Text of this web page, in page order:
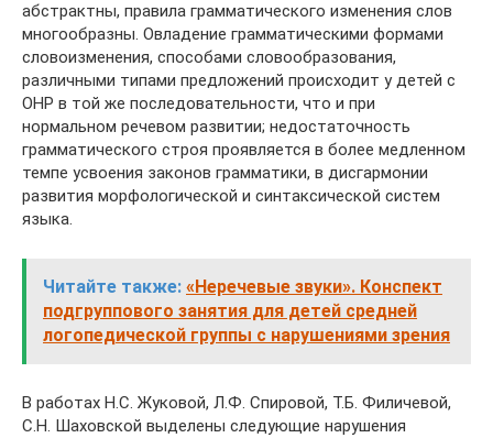
абстрактны, правила грамматического изменения слов
многообразны. Овладение грамматическими формами
словоизменения, способами словообразования,
различными типами предложений происходит у детей с
ОНР в той же последовательности, что и при
нормальном речевом развитии; недостаточность
грамматического строя проявляется в более медленном
темпе усвоения законов грамматики, в дисгармонии
развития морфологической и синтаксической систем
языка.
Читайте также: «Неречевые звуки». Конспект
подгруппового занятия для детей средней
логопедической группы с нарушениями зрения
В работах Н.С. Жуковой, Л.Ф. Спировой, Т.Б. Филичевой,
С.Н. Шаховской выделены следующие нарушения